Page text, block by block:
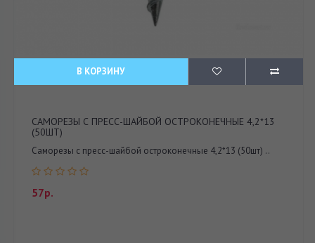
В КОРЗИНУ
САМОРЕЗЫ С ПРЕСС-ШАЙБОЙ ОСТРОКОНЕЧНЫЕ 4,2*13
(50ШТ)
Саморезы с пресс-шайбой остроконечные 4,2*13 (50шт) ..
57р.